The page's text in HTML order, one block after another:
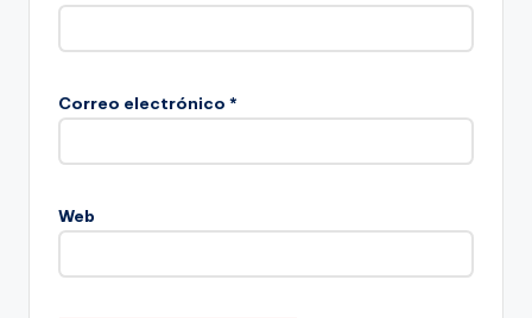
Correo electrónico *
Web